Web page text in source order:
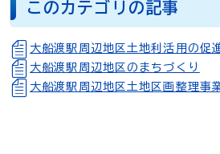
このカテゴリの記事
大船渡駅周辺地区土地利活用の促
大船渡駅周辺地区のまちづくり
大船渡駅周辺地区土地区画整理事